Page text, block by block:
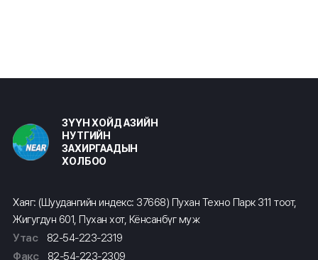
ЗҮҮН ХОЙД АЗИЙН
НУТГИЙН
ЗАХИРГААДЫН
ХОЛБОО
Хаяг: (Шуудангийн индекс: 37668) Пухан Техно Парк 311 тоот,
Жигугдун 601, Пухан хот, Кёнсанбүг муж
Утас
82-54-223-2319
Факс
82-54-223-2309